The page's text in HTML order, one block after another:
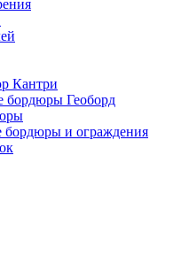
Кантри
бордюры Геоборд
и ограждения